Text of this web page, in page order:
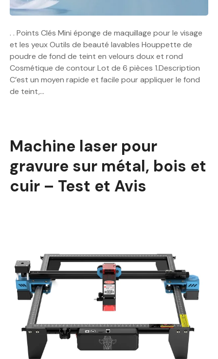
. . Points Clés Mini éponge de maquillage pour le visage
et les yeux Outils de beauté lavables Houppette de
poudre de fond de teint en velours doux et rond
Cosmétique de contour Lot de 6 pièces 1.Description
C’est un moyen rapide et facile pour appliquer le fond
de teint,…
Machine laser pour
gravure sur métal, bois et
cuir – Test et Avis